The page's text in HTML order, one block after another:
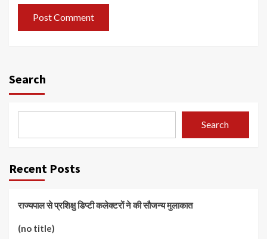
Search
Search
Recent Posts
राज्यपाल से प्रशिक्षु डिप्टी कलेक्टरों ने की सौजन्य मुलाकात
(no title)